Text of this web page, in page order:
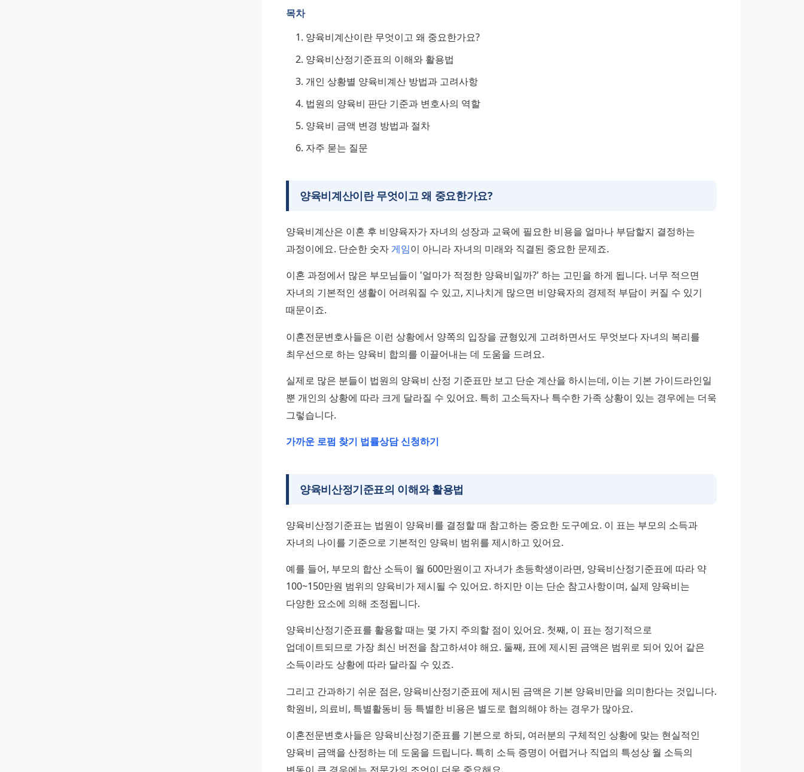
목차
양육비계산이란 무엇이고 왜 중요한가요?
양육비산정기준표의 이해와 활용법
개인 상황별 양육비계산 방법과 고려사항
법원의 양육비 판단 기준과 변호사의 역할
양육비 금액 변경 방법과 절차
자주 묻는 질문
양육비계산이란 무엇이고 왜 중요한가요?
양육비계산은 이혼 후 비양육자가 자녀의 성장과 교육에 필요한 비용을 얼마나 부담할지 결정하는
과정이에요. 단순한 숫자 게임이 아니라 자녀의 미래와 직결된 중요한 문제죠.
이혼 과정에서 많은 부모님들이 '얼마가 적정한 양육비일까?' 하는 고민을 하게 됩니다. 너무 적으면
자녀의 기본적인 생활이 어려워질 수 있고, 지나치게 많으면 비양육자의 경제적 부담이 커질 수 있기
때문이죠.
이혼전문변호사들은 이런 상황에서 양쪽의 입장을 균형있게 고려하면서도 무엇보다 자녀의 복리를
최우선으로 하는 양육비 합의를 이끌어내는 데 도움을 드려요.
실제로 많은 분들이 법원의 양육비 산정 기준표만 보고 단순 계산을 하시는데, 이는 기본 가이드라인일
뿐 개인의 상황에 따라 크게 달라질 수 있어요. 특히 고소득자나 특수한 가족 상황이 있는 경우에는 더욱
그렇습니다.
가까운 로펌 찾기 법률상담 신청하기
양육비산정기준표의 이해와 활용법
양육비산정기준표는 법원이 양육비를 결정할 때 참고하는 중요한 도구예요. 이 표는 부모의 소득과
자녀의 나이를 기준으로 기본적인 양육비 범위를 제시하고 있어요.
예를 들어, 부모의 합산 소득이 월 600만원이고 자녀가 초등학생이라면, 양육비산정기준표에 따라 약
100~150만원 범위의 양육비가 제시될 수 있어요. 하지만 이는 단순 참고사항이며, 실제 양육비는
다양한 요소에 의해 조정됩니다.
양육비산정기준표를 활용할 때는 몇 가지 주의할 점이 있어요. 첫째, 이 표는 정기적으로
업데이트되므로 가장 최신 버전을 참고하셔야 해요. 둘째, 표에 제시된 금액은 범위로 되어 있어 같은
소득이라도 상황에 따라 달라질 수 있죠.
그리고 간과하기 쉬운 점은, 양육비산정기준표에 제시된 금액은 기본 양육비만을 의미한다는 것입니다.
학원비, 의료비, 특별활동비 등 특별한 비용은 별도로 협의해야 하는 경우가 많아요.
이혼전문변호사들은 양육비산정기준표를 기본으로 하되, 여러분의 구체적인 상황에 맞는 현실적인
양육비 금액을 산정하는 데 도움을 드립니다. 특히 소득 증명이 어렵거나 직업의 특성상 월 소득의